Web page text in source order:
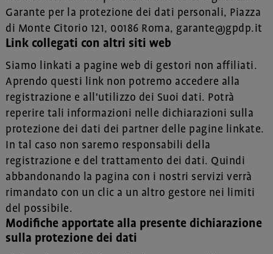
Garante per la protezione dei dati personali, Piazza
di Monte Citorio 121, 00186 Roma, garante@gpdp.it
Link collegati con altri siti web
Siamo linkati a pagine web di gestori non affiliati.
Aprendo questi link non potremo accedere alla
registrazione e all'utilizzo dei Suoi dati. Potrà
reperire tali informazioni nelle dichiarazioni sulla
protezione dei dati dei partner delle pagine linkate.
In tal caso non saremo responsabili della
registrazione e del trattamento dei dati. Quindi
abbandonando la pagina con i nostri servizi verrà
rimandato con un clic a un altro gestore nei limiti
del possibile.
Modifiche apportate alla presente dichiarazione
sulla protezione dei dati